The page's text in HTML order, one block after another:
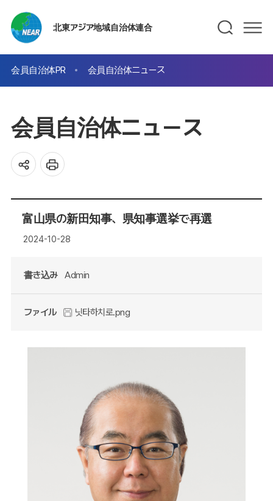
北東アジア地域自治体連合
会員自治体PR 会員自治体ニュース
会員自治体ニュース
富山県の新田知事、県知事選挙で再選
2024-10-28
書き込み Admin
ファイル 닛타하치로.png